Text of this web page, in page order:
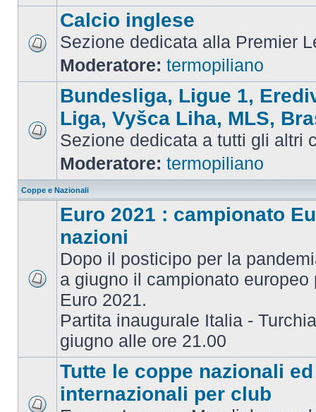
Calcio inglese
Sezione dedicata alla Premier
Moderatore: termopiliano
Bundesliga, Ligue 1,
Liga, Vyšca Liha, MLS,
Sezione dedicata a tutti gli altri
Moderatore: termopiliano
Coppe e Nazionali
Euro 2021 : campionato
nazioni
Dopo il posticipo per la
a giugno il campionato europeo
Euro 2021.
Partita inaugurale Italia -
giugno alle ore 21.00
Tutte le coppe nazionali ed
internazionali per club